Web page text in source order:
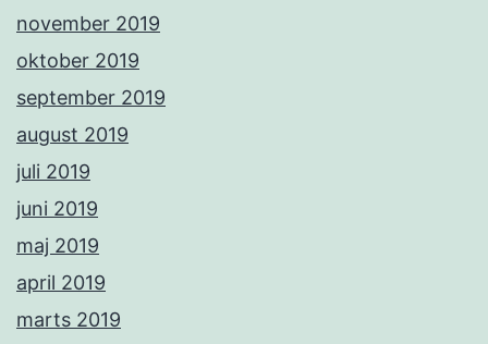
november 2019
oktober 2019
september 2019
august 2019
juli 2019
juni 2019
maj 2019
april 2019
marts 2019